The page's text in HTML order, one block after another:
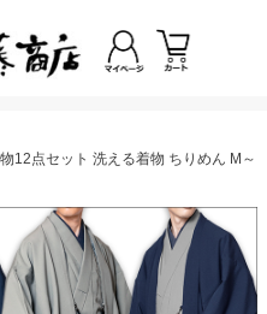
12点セット 洗える着物 ちりめん M～